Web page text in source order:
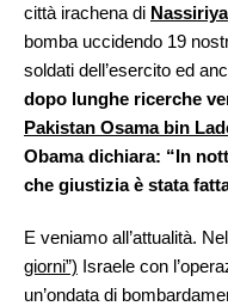
città irachena di Nassiriya
bomba uccidendo 19
soldati dell’esercito ed
dopo lunghe ricerche
Pakistan Osama bin
Obama dichiara: “In
che giustizia è stata
E veniamo all’attualità. Nel
giorni”) Israele con
un’ondata di